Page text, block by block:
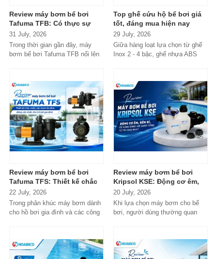
Review máy bơm bể bơi
Tafuma TFB: Có thực sự
đáng mua trong phân khúc
phổ thông?
31 July, 2026
Trong thời gian gần đây, máy
bơm bể bơi Tafuma TFB nổi lên
Top ghế cứu hộ bể bơi giá
tốt, đáng mua hiện nay
29 July, 2026
Giữa hàng loạt lựa chọn từ ghế
Inox 2 - 4 bậc, ghế nhựa ABS
Review máy bơm bể bơi
Tafuma TFS: Thiết kế chắc
chắn, vận hành ổn định,
đáng cân nhắc cho hồ bơi
gia đình
22 July, 2026
Trong phân khúc máy bơm dành
cho hồ bơi gia đình và các công
Review máy bơm bể bơi
Kripsol KSE: Động cơ êm,
bền bỉ, có xứng đáng với
danh tiếng từ Tây Ban Nha?
20 July, 2026
Khi lựa chọn máy bơm cho bể
bơi, người dùng thường quan